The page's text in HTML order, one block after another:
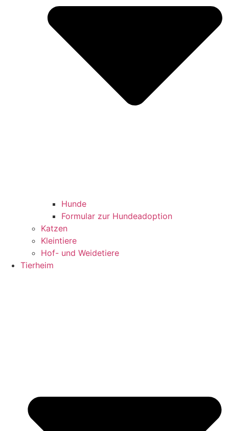
Hunde
Formular zur Hundeadoption
Katzen
Kleintiere
Hof- und Weidetiere
Tierheim